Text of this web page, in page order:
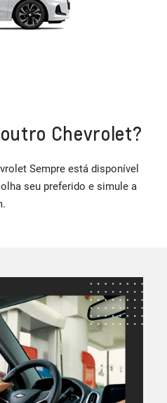
Chevrolet?
Sempre está disponível
seu preferido e simule a